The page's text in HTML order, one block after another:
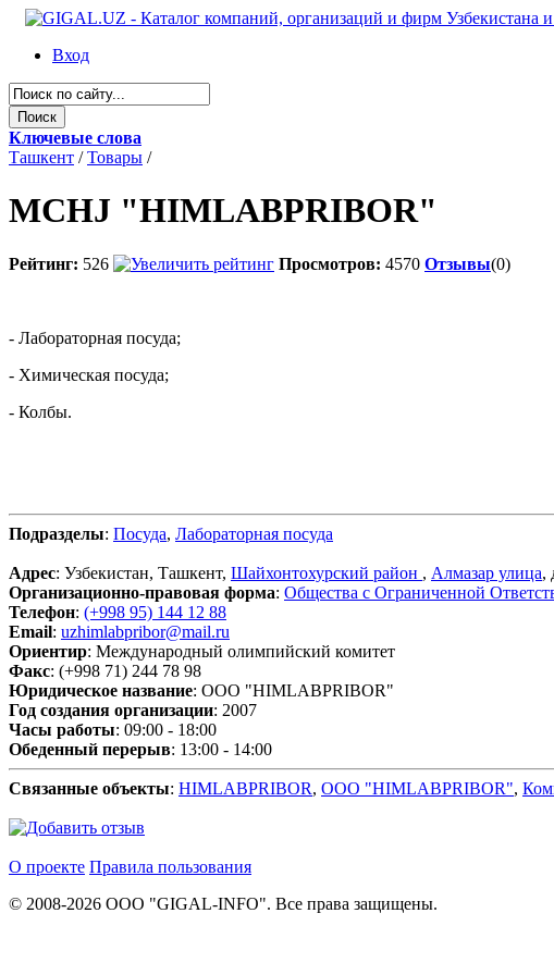
Вход
Ключевые слова
Ташкент / Товары /
MCHJ "HIMLABPRIBOR"
Рейтинг: 526 Просмотров: 4570 Отзывы(0)
- Лабораторная посуда;
- Химическая посуда;
- Колбы.
Подразделы: Посуда, Лабораторная посуда
Адрес: Узбекистан, Ташкент, Шайхонтохурский район , Алмазар улица,
Организационно-правовая форма: Общества с Ограниченной
Телефон: (+998 95) 144 12 88
Email: uzhimlabpribor@mail.ru
Ориентир: Международный олимпийский комитет
Факс: (+998 71) 244 78 98
Юридическое название: ООО "HIMLABPRIBOR"
Год создания организации: 2007
Часы работы: 09:00 - 18:00
Обеденный перерыв: 13:00 - 14:00
Связанные объекты: HIMLABPRIBOR, ООО "HIMLABPRIBOR",
О проекте Правила пользования
© 2008-2026 ООО "GIGAL-INFO". Все права защищены.